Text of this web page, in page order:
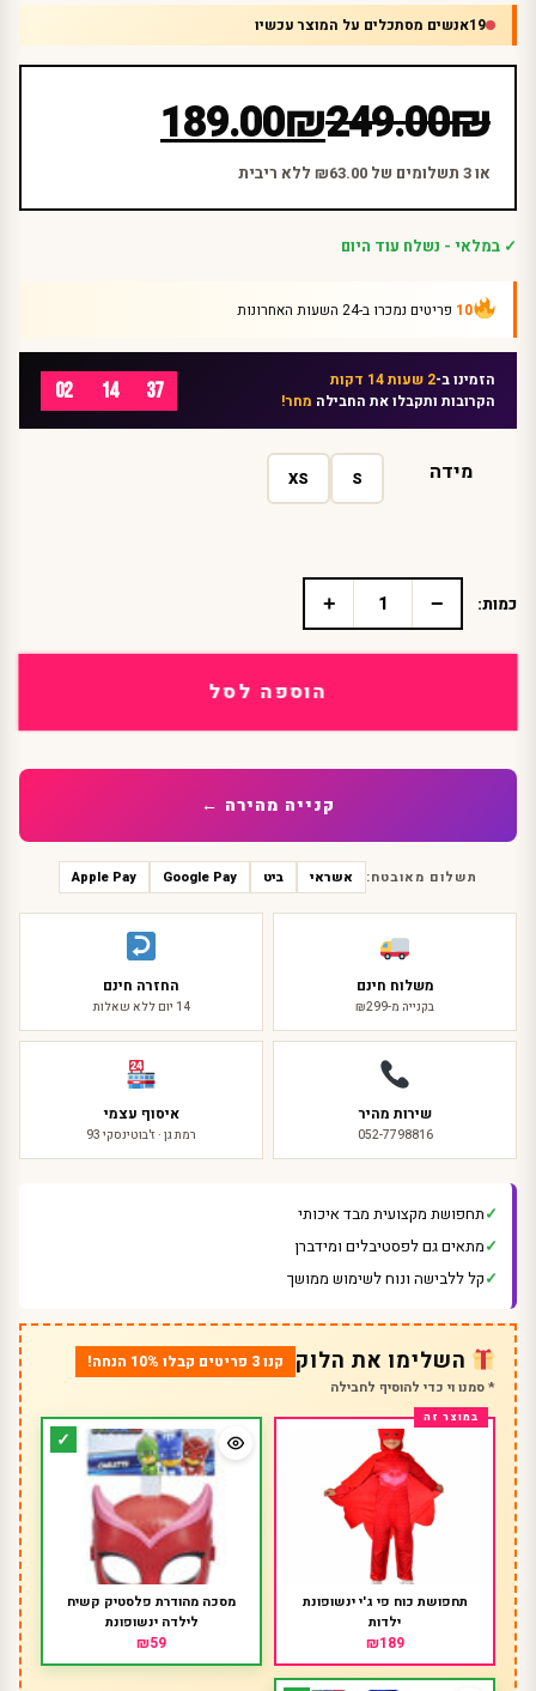
19אנשים מסתכלים על המוצר עכשיו
₪
249.00המחיר
המקורי
היה:
₪
189.00
המחיר
הנוכחי
הוא:
או 3 תשלומים של ₪63.00 ללא ריבית
✓ במלאי - נשלח עוד היום
10 פריטים נמכרו ב-24 השעות האחרונות
הזמינו ב-2 שעות 14 דקות
הקרובות ותקבלו את החבילה מחר! 02 14 37
מידה S
XS
כמות
תחפושת
ג'י
ילדות
כמות: −
+
הוספה לסל
קנייה מהירה ←
תשלום מאובטח: אשראי ביט Google Pay
Apple Pay
משלוח חינם
בקנייה מ-₪299
החזרה חינם
14 יום ללא שאלות
שירות מהיר
052-7798816
איסוף עצמי
רמת גן · ז'בוטינסקי 93
תחפושת מקצועית מבד איכותי
מתאים גם לפסטיבלים ומידברן
קל ללבישה ונוח לשימוש ממושך
השלימו את הלוק קנו 3 פריטים קבלו 10% הנחה!
* סמנו וי כדי להוסיף לחבילה
תחפושת כוח פי ג'י ינשופונת
ילדות
₪189
מסכה מהודרת פלסטיק קשיח
לילדה ינשופונת
₪59